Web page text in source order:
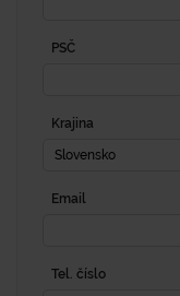
PSČ
Krajina
Slovensko
Email
Tel. číslo